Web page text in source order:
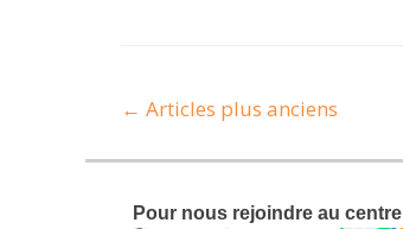
Navigation
← Articles plus anciens
Pour nous rejoindre au centre